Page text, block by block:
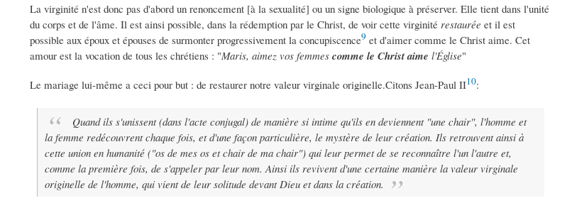
La virginité n'est donc pas d'abord un renoncement [à la sexualité] ou un signe biologique à préserver. Elle tient dans l'unité
du corps et de l'âme. Il est ainsi possible, dans la rédemption par le Christ, de voir cette virginité restaurée et il est
possible aux époux et épouses de surmonter progressivement la concupiscence9 et d'aimer comme le Christ aime. Cet
amour est la vocation de tous les chrétiens : "Maris, aimez vos femmes comme le Christ aime l'Église"
Le mariage lui-même a ceci pour but : de restaurer notre valeur virginale originelle.Citons Jean-Paul II10:
Quand ils s'unissent (dans l'acte conjugal) de manière si intime qu'ils en deviennent "une chair", l'homme et
la femme redécouvrent chaque fois, et d'une façon particulière, le mystère de leur création. Ils retrouvent ainsi à
cette union en humanité ("os de mes os et chair de ma chair") qui leur permet de se reconnaître l'un l'autre et,
comme la première fois, de s'appeler par leur nom. Ainsi ils revivent d'une certaine manière la valeur virginale
originelle de l'homme, qui vient de leur solitude devant Dieu et dans la création.